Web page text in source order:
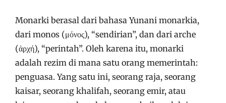
Monarki berasal dari bahasa Yunani monarkia,
dari monos (μόνος), “sendirian”, dan dari arche
(ἀρχή), “perintah”. Oleh karena itu, monarki
adalah rezim di mana satu orang memerintah:
penguasa. Yang satu ini, seorang raja, seorang
kaisar, seorang khalifah, seorang emir, atau